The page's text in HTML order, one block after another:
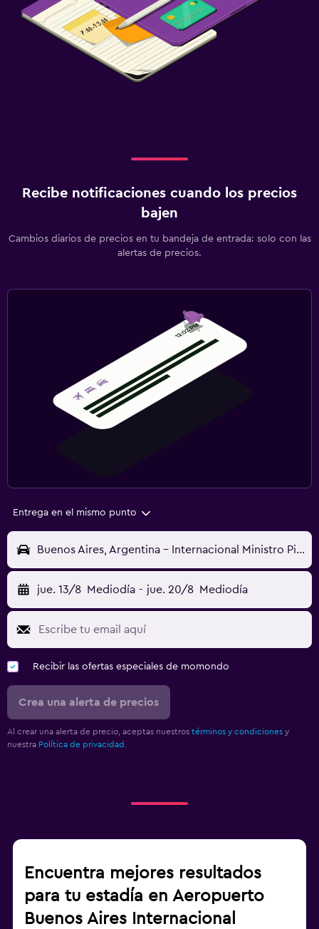
Recibe notificaciones cuando los precios
bajen
Cambios diarios de precios en tu bandeja de entrada: solo con las
alertas de precios.
Entrega en el mismo punto
Buenos Aires, Argentina - Internacional Ministro Pistarini (EZE)
jue. 13/8 Mediodía - jue. 20/8 Mediodía
Recibir las ofertas especiales de momondo
Crea una alerta de precios
Al crear una alerta de precio, aceptas nuestros términos y condiciones y
nuestra Política de privacidad.
Encuentra mejores resultados
para tu estadía en Aeropuerto
Buenos Aires Internacional